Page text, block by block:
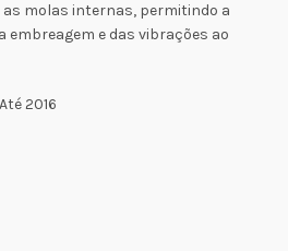
molas internas, permitindo a
e das vibrações ao
2016